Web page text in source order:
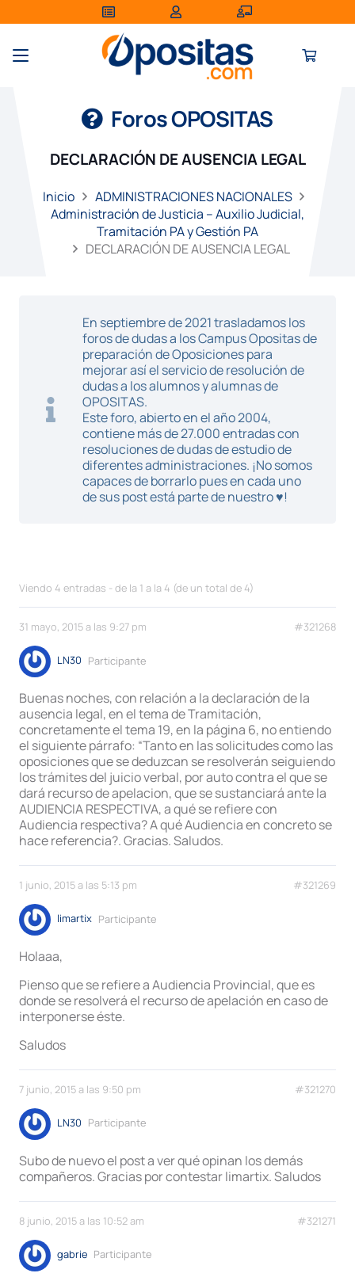
Foros OPOSITAS
DECLARACIÓN DE AUSENCIA LEGAL
Inicio
ADMINISTRACIONES NACIONALES
Administración de Justicia – Auxilio Judicial,
Tramitación PA y Gestión PA
DECLARACIÓN DE AUSENCIA LEGAL
En septiembre de 2021 trasladamos los
foros de dudas a los Campus Opositas de
preparación de Oposiciones para
mejorar así el servicio de resolución de
dudas a los alumnos y alumnas de
OPOSITAS.
Este foro, abierto en el año 2004,
contiene más de 27.000 entradas con
resoluciones de dudas de estudio de
diferentes administraciones. ¡No somos
capaces de borrarlo pues en cada uno
de sus post está parte de nuestro ♥!
Viendo 4 entradas - de la 1 a la 4 (de un total de 4)
31 mayo, 2015 a las 9:27 pm #321268
LN30 Participante
Buenas noches, con relación a la declaración de la
ausencia legal, en el tema de Tramitación,
concretamente el tema 19, en la página 6, no entiendo
el siguiente párrafo: “Tanto en las solicitudes como las
oposiciones que se deduzcan se resolverán seiguiendo
los trámites del juicio verbal, por auto contra el que se
dará recurso de apelacion, que se sustanciará ante la
AUDIENCIA RESPECTIVA, a qué se refiere con
Audiencia respectiva? A qué Audiencia en concreto se
hace referencia?. Gracias. Saludos.
1 junio, 2015 a las 5:13 pm #321269
limartix Participante
Holaaa,
Pienso que se refiere a Audiencia Provincial, que es
donde se resolverá el recurso de apelación en caso de
interponerse éste.
Saludos
7 junio, 2015 a las 9:50 pm #321270
LN30 Participante
Subo de nuevo el post a ver qué opinan los demás
compañeros. Gracias por contestar limartix. Saludos
8 junio, 2015 a las 10:52 am #321271
gabrie Participante